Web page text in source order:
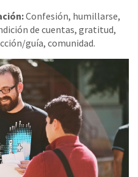
Confesión, humillarse,
de cuentas, gratitud,
guía, comunidad.